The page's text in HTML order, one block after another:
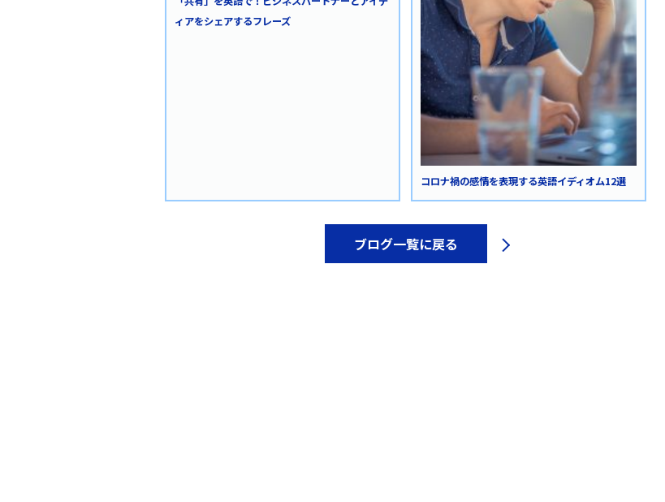
ィアをシェアするフレーズ
コロナ禍の感情を表現する英語イディオム12選
ブログ一覧に戻る